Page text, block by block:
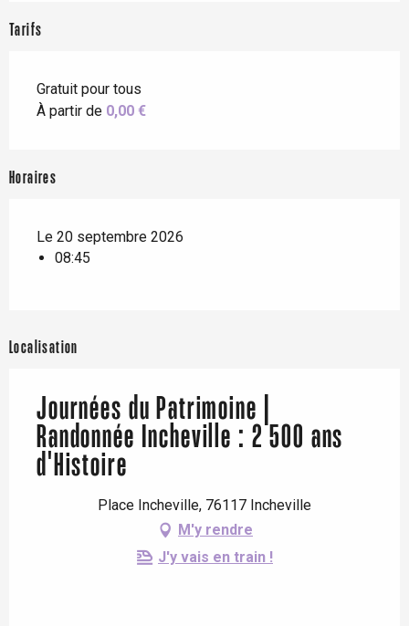
Tarifs
Gratuit pour tous
À partir de 0,00 €
Horaires
Le 20 septembre 2026
08:45
Localisation
Journées du Patrimoine |
Randonnée Incheville : 2 500 ans
d'Histoire
Place Incheville, 76117 Incheville
M'y rendre
J'y vais en train !